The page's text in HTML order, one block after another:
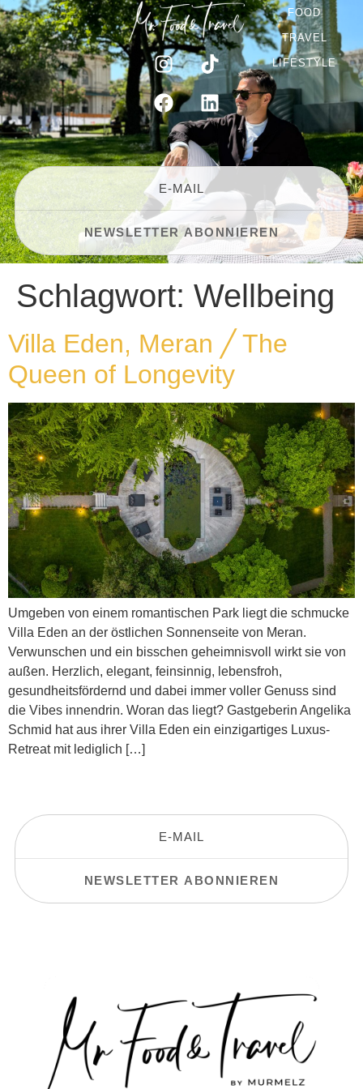
FOOD
TRAVEL
LIFESTYLE
Schlagwort: Wellbeing
Villa Eden, Meran ╱ The
Queen of Longevity
Umgeben von einem romantischen Park liegt die schmucke
Villa Eden an der östlichen Sonnenseite von Meran.
Verwunschen und ein bisschen geheimnisvoll wirkt sie von
außen. Herzlich, elegant, feinsinnig, lebensfroh,
gesundheitsfördernd und dabei immer voller Genuss sind
die Vibes innendrin. Woran das liegt? Gastgeberin Angelika
Schmid hat aus ihrer Villa Eden ein einzigartiges Luxus-
Retreat mit lediglich […]